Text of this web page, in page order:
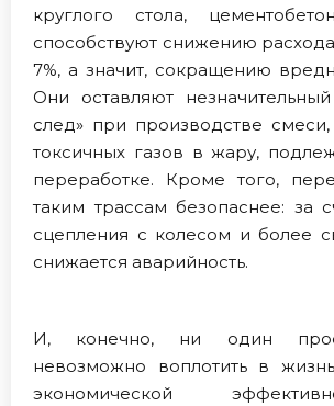
круглого стола,
способствуют снижению
7%, а значит, сокращению
Они оставляют
след» при производстве
токсичных газов в жару,
переработке. Кроме того,
таким трассам безопаснее: за
сцепления с колесом и более
снижается аварийность.
И, конечно, ни один
невозможно воплотить в
экономической